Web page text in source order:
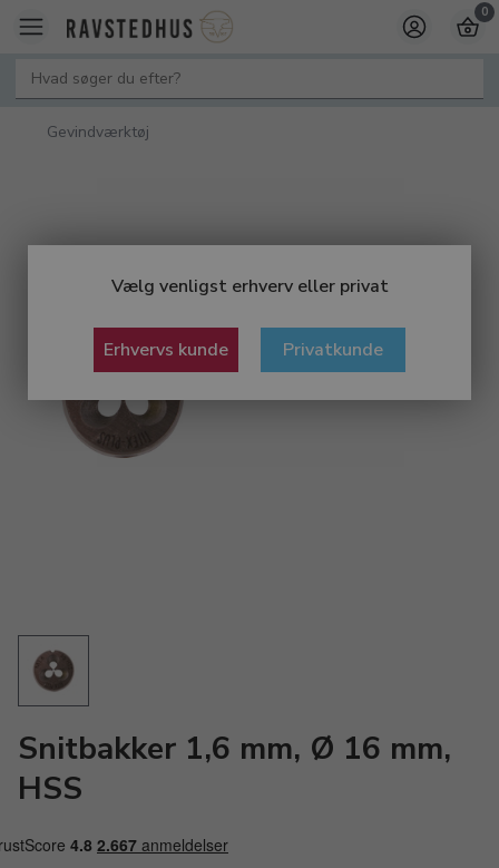
Vælg venligst erhverv eller privat
Erhvervs kunde Privatkunde
0
Gevindværktøj
Snitbakker 1,6 mm, Ø 16 mm,
HSS